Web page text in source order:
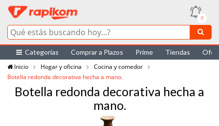
0
Categorías Comprar a Plazos Prime Tiendas
Inicio
Hogar y oficina
Cocina y comedor
Botella redonda decorativa hecha a mano.
Botella redonda decorativa hecha a
mano.